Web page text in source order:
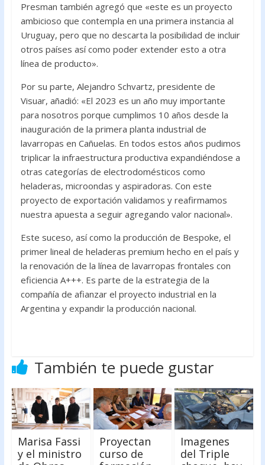
Presman también agregó que «este es un proyecto
ambicioso que contempla en una primera instancia al
Uruguay, pero que no descarta la posibilidad de incluir
otros países así como poder extender esto a otra
línea de producto».
Por su parte, Alejandro Schvartz, presidente de
Visuar, añadió: «El 2023 es un año muy importante
para nosotros porque cumplimos 10 años desde la
inauguración de la primera planta industrial de
lavarropas en Cañuelas. En todos estos años pudimos
triplicar la infraestructura productiva expandiéndose a
otras categorías de electrodomésticos como
heladeras, microondas y aspiradoras. Con este
proyecto de exportación validamos y reafirmamos
nuestra apuesta a seguir agregando valor nacional».
Este suceso, así como la producción de Bespoke, el
primer lineal de heladeras premium hecho en el país y
la renovación de la línea de lavarropas frontales con
eficiencia A+++. Es parte de la estrategia de la
compañía de afianzar el proyecto industrial en la
Argentina y expandir la producción nacional.
También te puede gustar
Marisa Fassi
y el ministro
Proyectan
curso de
Imagenes
del Triple